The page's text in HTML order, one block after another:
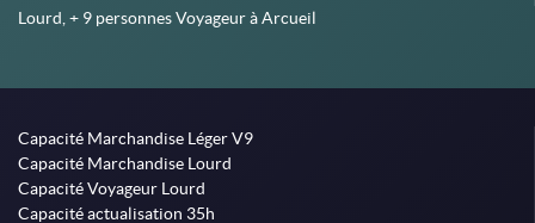
Lourd, + 9 personnes Voyageur à Arcueil
Capacité Marchandise Léger V9
Capacité Marchandise Lourd
Capacité Voyageur Lourd
Capacité actualisation 35h